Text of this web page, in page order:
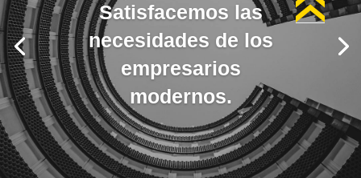
Satisfacemos las
necesidades de los
empresarios
modernos.